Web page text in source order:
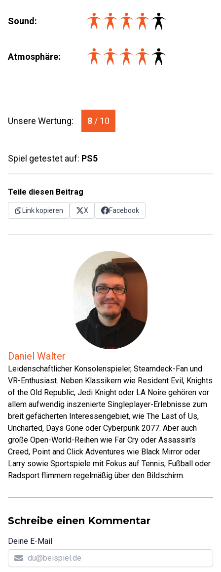
Sound:
Atmosphäre:
Unsere Wertung: 8 / 10
Spiel getestet auf: PS5
Teile diesen Beitrag
Link kopieren X Facebook
Daniel Walter
Leidenschaftlicher Konsolenspieler, Steamdeck-Fan und
VR-Enthusiast. Neben Klassikern wie Resident Evil, Knights
of the Old Republic, Jedi Knight oder LA Noire gehören vor
allem aufwendig inszenierte Singleplayer-Erlebnisse zum
breit gefächerten Interessengebiet, wie The Last of Us,
Uncharted, Days Gone oder Cyberpunk 2077. Aber auch
große Open-World-Reihen wie Far Cry oder Assassin's
Creed, Point and Click Adventures wie Black Mirror oder
Larry sowie Sportspiele mit Fokus auf Tennis, Fußball oder
Radsport flimmern regelmäßig über den Bildschirm.
Schreibe einen Kommentar
Deine E-Mail